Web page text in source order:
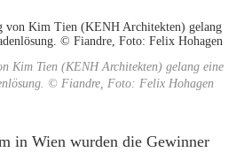
Kim Tien (KENH Architekten) gelang eine
© Fiandre, Foto: Felix Hohagen
in Wien wurden die Gewinner